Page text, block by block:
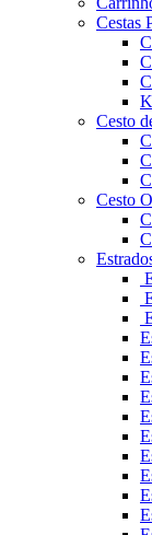
Cestas
Cesto
Cesto